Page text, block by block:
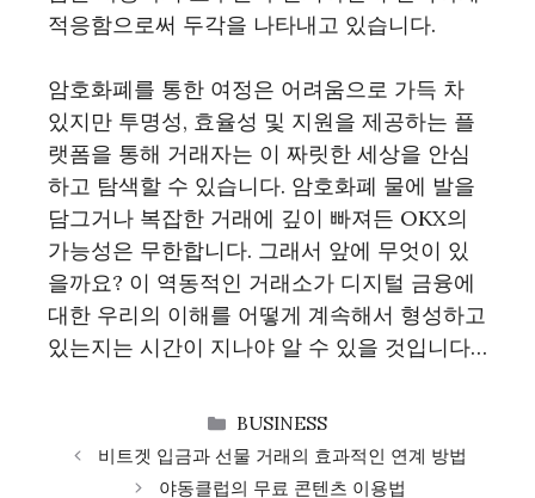
적응함으로써 두각을 나타내고 있습니다.
암호화폐를 통한 여정은 어려움으로 가득 차
있지만 투명성, 효율성 및 지원을 제공하는 플
랫폼을 통해 거래자는 이 짜릿한 세상을 안심
하고 탐색할 수 있습니다. 암호화폐 물에 발을
담그거나 복잡한 거래에 깊이 빠져든 OKX의
가능성은 무한합니다. 그래서 앞에 무엇이 있
을까요? 이 역동적인 거래소가 디지털 금융에
대한 우리의 이해를 어떻게 계속해서 형성하고
있는지는 시간이 지나야 알 수 있을 것입니다…
CATEGORIES
BUSINESS
비트겟 입금과 선물 거래의 효과적인 연계 방법
야동클럽의 무료 콘텐츠 이용법